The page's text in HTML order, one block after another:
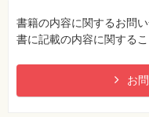
書籍の内容に関するお問
書に記載の内容に関するこ
お